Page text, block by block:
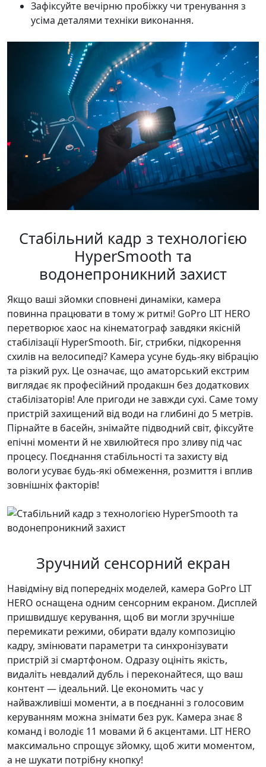
Зафіксуйте вечірню пробіжку чи тренування з
усіма деталями техніки виконання.
Стабільний кадр з технологією
HyperSmooth та
водонепроникний захист
Якщо ваші зйомки сповнені динаміки, камера
повинна працювати в тому ж ритмі! GoPro LIT HERO
перетворює хаос на кінематограф завдяки якісній
стабілізації HyperSmooth. Біг, стрибки, підкорення
схилів на велосипеді? Камера усуне будь-яку вібрацію
та різкий рух. Це означає, що аматорський екстрим
виглядає як професійний продакшн без додаткових
стабілізаторів! Але пригоди не завжди сухі. Саме тому
пристрій захищений від води на глибині до 5 метрів.
Пірнайте в басейн, знімайте підводний світ, фіксуйте
епічні моменти й не хвилюйтеся про зливу під час
процесу. Поєднання стабільності та захисту від
вологи усуває будь-які обмеження, розмиття і вплив
зовнішніх факторів!
Зручний сенсорний екран
Навідміну від попередніх моделей, камера GoPro LIT
HERO оснащена одним сенсорним екраном. Дисплей
пришвидшує керування, щоб ви могли зручніше
перемикати режими, обирати вдалу композицію
кадру, змінювати параметри та синхронізувати
пристрій зі смартфоном. Одразу оцініть якість,
видаліть невдалий дубль і переконайтеся, що ваш
контент — ідеальний. Це економить час у
найважливіші моменти, а в поєднанні з голосовим
керуванням можна знімати без рук. Камера знає 8
команд і володіє 11 мовами й 6 акцентами. LIT HERO
максимально спрощує зйомку, щоб жити моментом,
а не шукати потрібну кнопку!